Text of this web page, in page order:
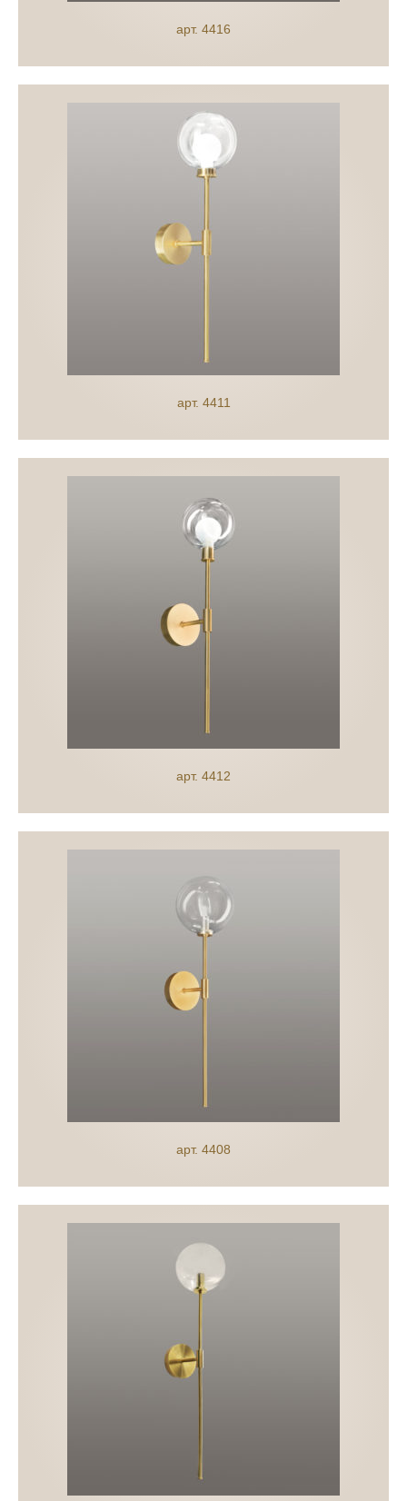
арт. 4416
арт. 4411
арт. 4412
арт. 4408